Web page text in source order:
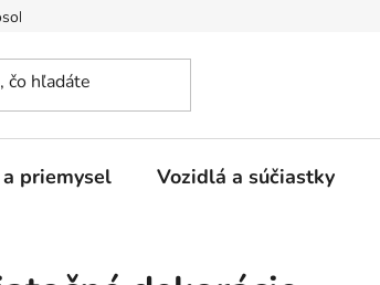
údajov
priemysel Vozidlá a súčiastky